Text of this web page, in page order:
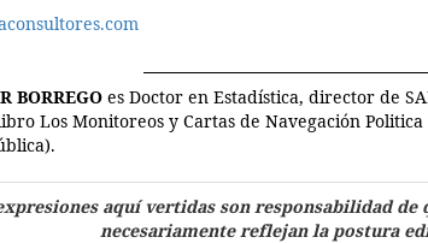
BORREGO es Doctor en Estadística, director de
Los Monitoreos y Cartas de Navegación
aquí vertidas son responsabilidad
necesariamente reflejan la postura